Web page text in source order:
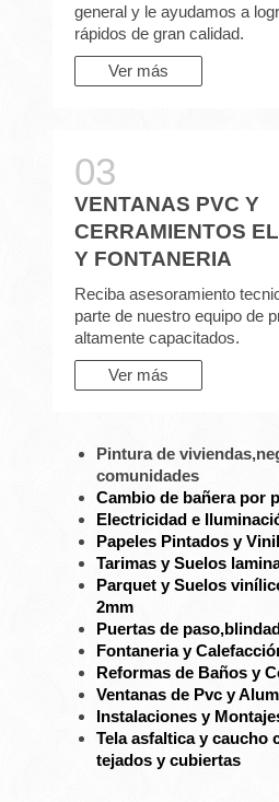
general y le ayudamos a
rápidos de gran calidad.
Ver más
VENTANAS PVC Y
CERRAMIENTOS
Y FONTANERIA
Reciba asesoramiento
parte de nuestro equipo de
altamente capacitados.
Ver más
Pintura de
comunidades
Cambio de bañera por
Electricidad e
Papeles Pintados y
Tarimas y Suelos
Parquet y Suelos
2mm
Puertas de
Fontaneria y
Reformas de Baños y
Ventanas de Pvc y
Instalaciones y
Tela asfaltica y caucho
tejados y cubiertas